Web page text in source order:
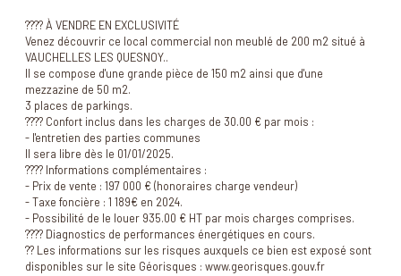
???? À VENDRE EN EXCLUSIVITÉ
Venez découvrir ce local commercial non meublé de 200 m2 situé à
VAUCHELLES LES QUESNOY..
Il se compose d'une grande pièce de 150 m2 ainsi que d'une
mezzazine de 50 m2.
3 places de parkings.
???? Confort inclus dans les charges de 30.00 € par mois :
- l'entretien des parties communes
Il sera libre dès le 01/01/2025.
???? Informations complémentaires :
- Prix de vente : 197 000 € (honoraires charge vendeur)
- Taxe foncière : 1 189€ en 2024.
- Possibilité de le louer 935.00 € HT par mois charges comprises.
???? Diagnostics de performances énergétiques en cours.
?? Les informations sur les risques auxquels ce bien est exposé sont
disponibles sur le site Géorisques : www.georisques.gouv.fr